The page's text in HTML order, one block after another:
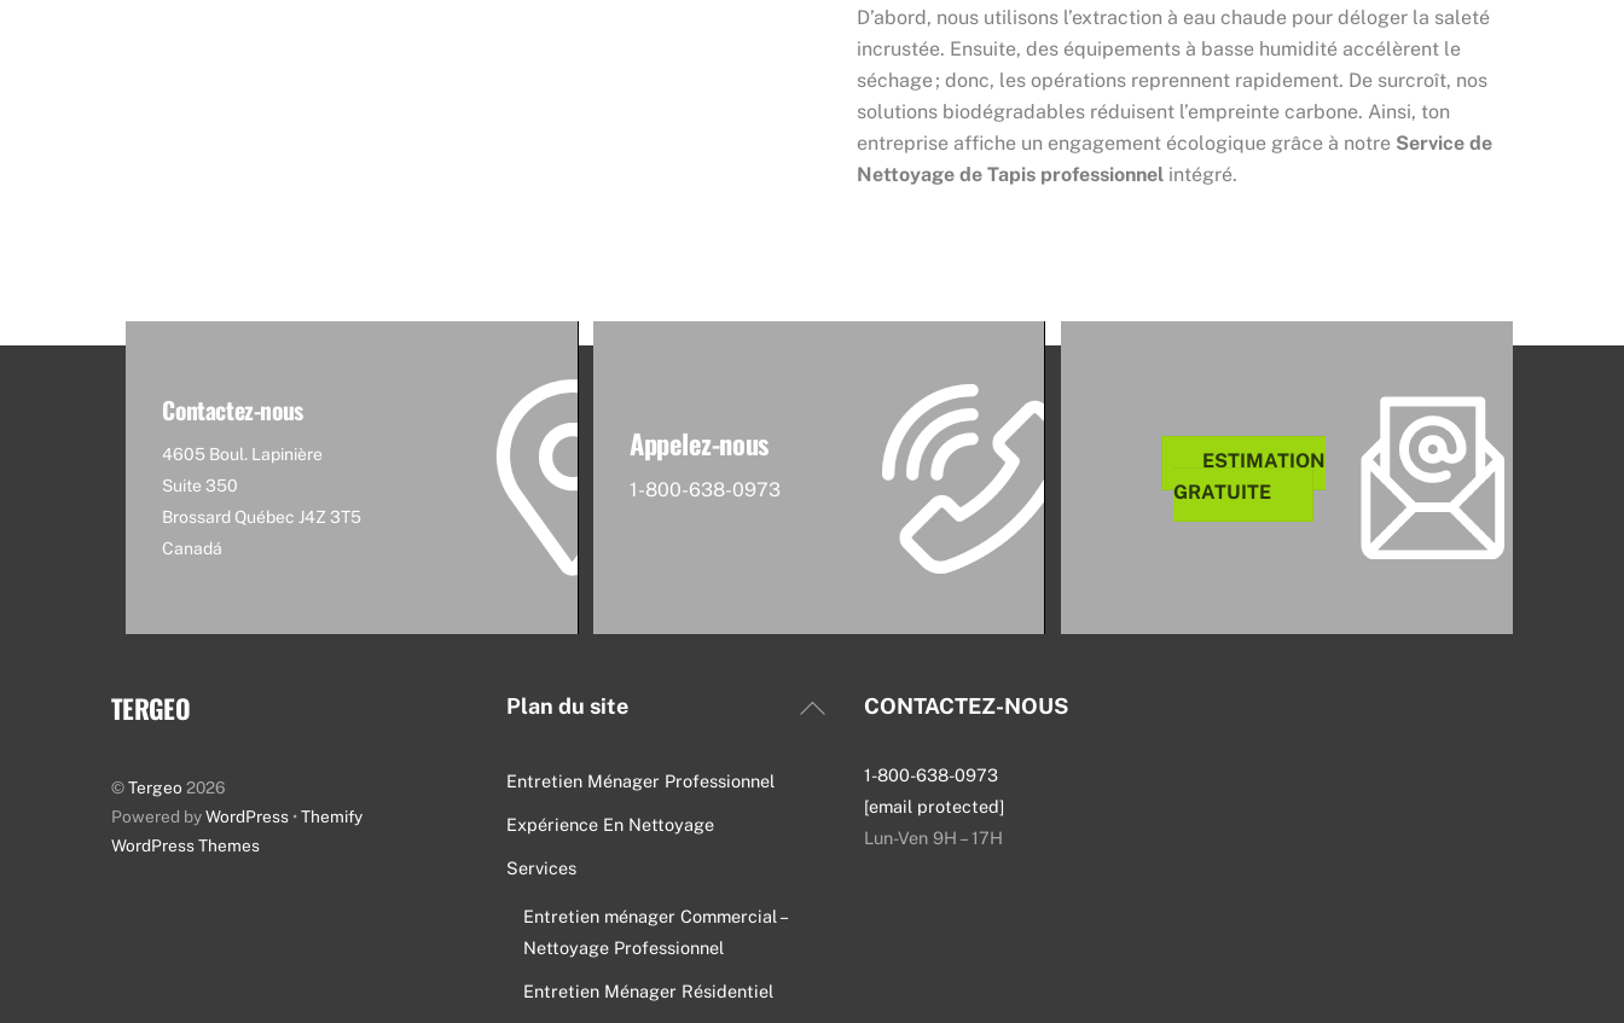
D’abord, nous utilisons l’extraction à eau chaude pour déloger la saleté
incrustée. Ensuite, des équipements à basse humidité accélèrent le
séchage ; donc, les opérations reprennent rapidement. De surcroît, nos
solutions biodégradables réduisent l’empreinte carbone. Ainsi, ton
entreprise affiche un engagement écologique grâce à notre Service de
Nettoyage de Tapis professionnelintégré.
Contactez-nous
4605 Boul. Lapinière
Suite 350
Brossard Québec J4Z 3T5
Canadá
Appelez-nous
1-800-638-0973
ESTIMATION
GRATUITE
Back
TERGEO
©Tergeo 2026
Powered byWordPress •Themify
WordPress Themes
Plan du site
Entretien Ménager Professionnel
Expérience En Nettoyage
Services
Entretien ménager Commercial –
Nettoyage Professionnel
Entretien Ménager Résidentiel
CONTACTEZ-NOUS
1-800-638-0973
[email protected]
Lun-Ven 9H – 17H